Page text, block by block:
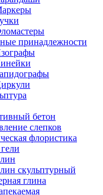
принадлежности
бетон
слепков
флористика
скульптурный
глина